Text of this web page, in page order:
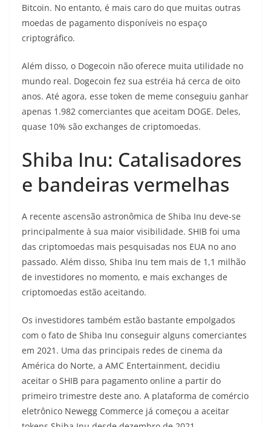
Bitcoin. No entanto, é mais caro do que muitas outras
moedas de pagamento disponíveis no espaço
criptográfico.
Além disso, o Dogecoin não oferece muita utilidade no
mundo real. Dogecoin fez sua estréia há cerca de oito
anos. Até agora, esse token de meme conseguiu ganhar
apenas 1.982 comerciantes que aceitam DOGE. Deles,
quase 10% são exchanges de criptomoedas.
Shiba Inu: Catalisadores
e bandeiras vermelhas
A recente ascensão astronômica de Shiba Inu deve-se
principalmente à sua maior visibilidade. SHIB foi uma
das criptomoedas mais pesquisadas nos EUA no ano
passado. Além disso, Shiba Inu tem mais de 1,1 milhão
de investidores no momento, e mais exchanges de
criptomoedas estão aceitando.
Os investidores também estão bastante empolgados
com o fato de Shiba Inu conseguir alguns comerciantes
em 2021. Uma das principais redes de cinema da
América do Norte, a AMC Entertainment, decidiu
aceitar o SHIB para pagamento online a partir do
primeiro trimestre deste ano. A plataforma de comércio
eletrônico Newegg Commerce já começou a aceitar